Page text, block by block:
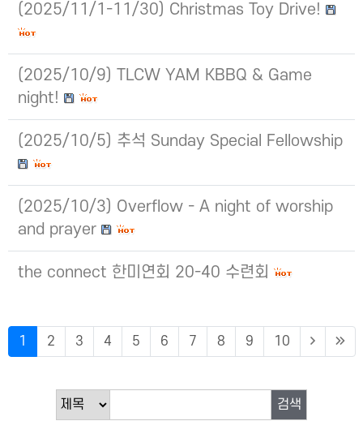
(2025/11/1-11/30) Christmas Toy Drive!
(2025/10/9) TLCW YAM KBBQ & Game
night!
(2025/10/5) 추석 Sunday Special Fellowship
(2025/10/3) Overflow - A night of worship
and prayer
the connect 한미연회 20-40 수련회
1 2 3 4 5 6 7 8 9 10
검색